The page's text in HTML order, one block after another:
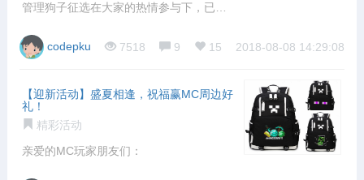
管理狗子征选在大家的热情参与下，已经
codepku
7518 9 15 2018-08-08 14:29:08
【迎新活动】盛夏相逢，祝福赢MC周边好
礼！
精彩活动
亲爱的MC玩家朋友们：